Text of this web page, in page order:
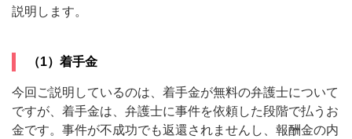
説明します。
（1）着手金
今回ご説明しているのは、着手金が無料の弁護士について
ですが、着手金は、弁護士に事件を依頼した段階で払うお
金です。事件が不成功でも返還されませんし、報酬金の内